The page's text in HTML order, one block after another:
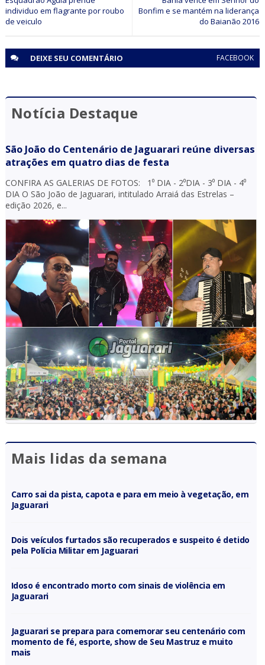
Bonfim e se mantém na liderança
do Baianão 2016
individuo em flagrante por roubo
de veiculo
DEIXE SEU COMENTÁRIO FACEBOOK
Notícia Destaque
São João do Centenário de Jaguarari reúne diversas
atrações em quatro dias de festa
CONFIRA AS GALERIAS DE FOTOS: 1⁰ DIA - 2⁰DIA - 3⁰ DIA - 4⁰
DIA O São João de Jaguarari, intitulado Arraiá das Estrelas –
edição 2026, e...
Mais lidas da semana
Carro sai da pista, capota e para em meio à vegetação, em
Jaguarari
Dois veículos furtados são recuperados e suspeito é detido
pela Polícia Militar em Jaguarari
Idoso é encontrado morto com sinais de violência em
Jaguarari
Jaguarari se prepara para comemorar seu centenário com
momento de fé, esporte, show de Seu Mastruz e muito
mais